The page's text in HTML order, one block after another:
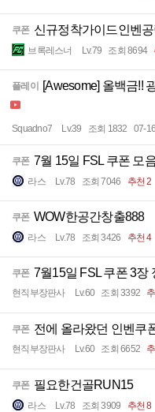
쿠폰 신규정착가이드인벤
브록레스너 Lv.79 조회 8694
플레이 [Awesome] 올백금!!
Squadno7 Lv.39 조회 1832 07-16
쿠폰 7월 15일 FSL 쿠폰 모
라스 Lv.78 조회 7046 추천 2
쿠폰 WOW한공간창출888
라스 Lv.78 조회 3426 추천 4
쿠폰 7월15일 FSL 쿠폰 3장
현직부장판사 Lv.60 조회 3392
쿠폰 전에 올라왔던 인벤쿠
현직부장판사 Lv.60 조회 6652
쿠폰 필요한건골RUN15
라스 Lv.78 조회 3909 추천 8